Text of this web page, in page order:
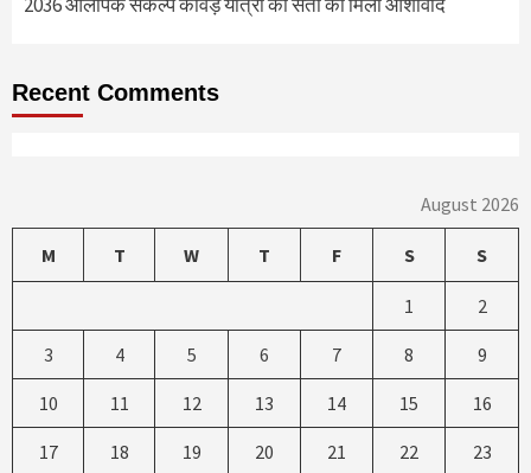
Recent Comments
August 2026
M T W T F S S
1 2
3 4 5 6 7 8 9
10 11 12 13 14 15 16
17 18 19 20 21 22 23